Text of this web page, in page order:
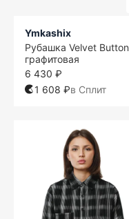
Ymkashix
Рубашка Velvet Button
графитовая
6 430 ₽
1 608 ₽в Сплит